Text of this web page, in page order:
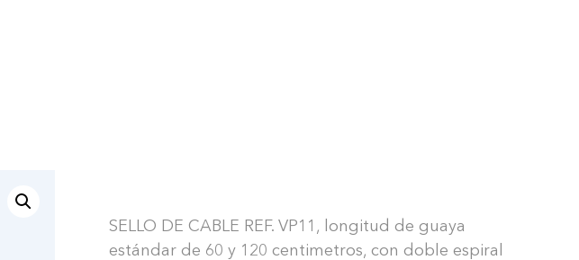
SELLO DE CABLE REF. VP11, longitud de guaya
estándar de 60 y 120 centimetros, con doble espiral